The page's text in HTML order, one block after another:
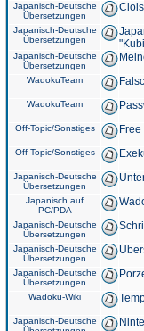
Japanisch-Deutsche
Übersetzungen
Japanisch-Deutsche
Übersetzungen
Japanisch-Deutsche
Übersetzungen
WadokuTeam
WadokuTeam
Off-Topic/Sonstiges
Off-Topic/Sonstiges
Japanisch-Deutsche
Übersetzungen
Japanisch auf
PC/PDA
Japanisch-Deutsche
Übersetzungen
Japanisch-Deutsche
Übersetzungen
Japanisch-Deutsche
Übersetzungen
Wadoku-Wiki
Japanisch-Deutsche